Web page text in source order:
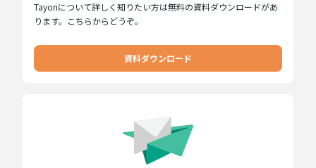
Tayoriについて詳しく知りたい方は無料の資料ダウンロードがあ
ります。こちらからどうぞ。
資料ダウンロード